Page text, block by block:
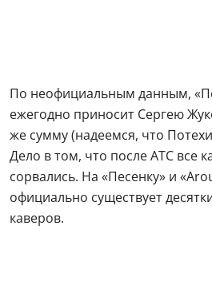
По неофициальным данным,
ежегодно приносит Сергею
же сумму (надеемся, что
Дело в том, что после ATC все
сорвались. На «Песенку» и
официально существует
каверов.